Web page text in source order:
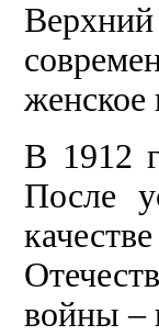
женское
В 1912
После
войны –